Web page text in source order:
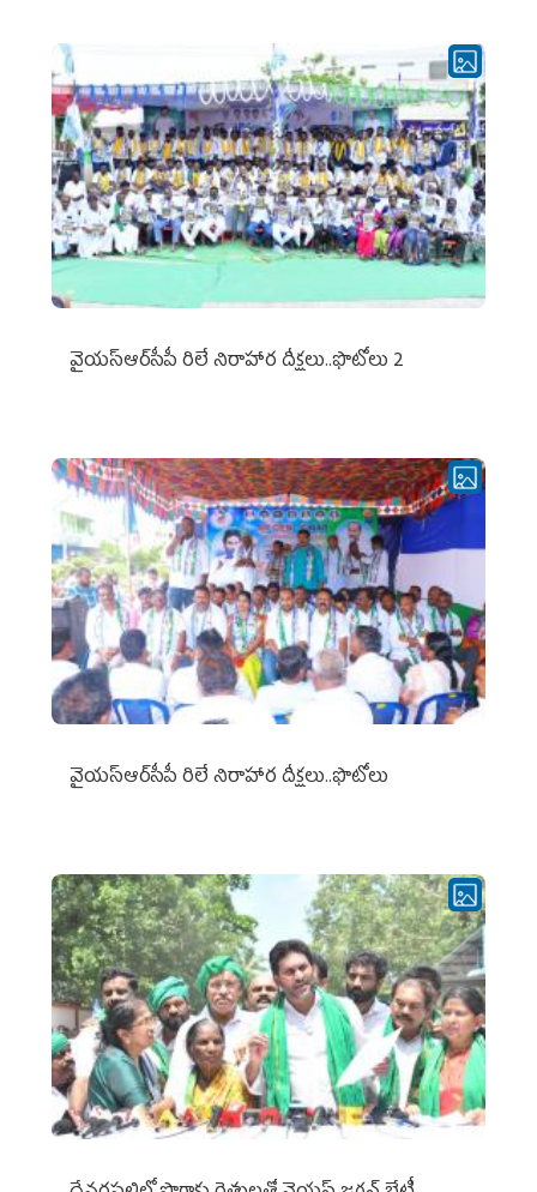
వైయ‌స్ఆర్‌సీపీ రిలే నిరాహార దీక్షలు..ఫొటోలు 2
వైయ‌స్ఆర్‌సీపీ రిలే నిరాహార దీక్షలు..ఫొటోలు